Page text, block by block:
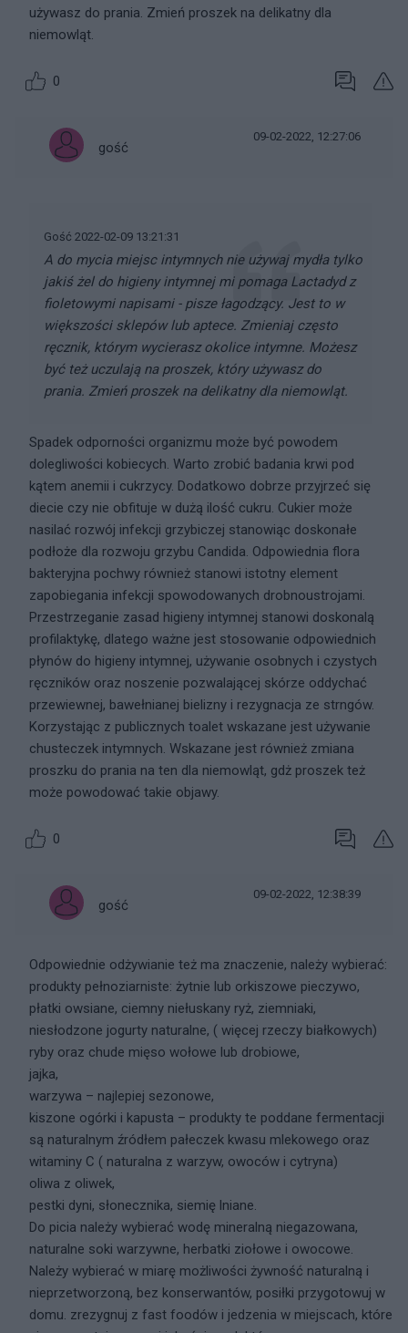
używasz do prania. Zmień proszek na delikatny dla
niemowląt.
0
gość
09-02-2022, 12:27:06
Gość 2022-02-09 13:21:31
A do mycia miejsc intymnych nie używaj mydła tylko
jakiś żel do higieny intymnej mi pomaga Lactadyd z
fioletowymi napisami - pisze łagodzący. Jest to w
większości sklepów lub aptece. Zmieniaj często
ręcznik, którym wycierasz okolice intymne. Możesz
być też uczulają na proszek, który używasz do
prania. Zmień proszek na delikatny dla niemowląt.
Spadek odporności organizmu może być powodem
dolegliwości kobiecych. Warto zrobić badania krwi pod
kątem anemii i cukrzycy. Dodatkowo dobrze przyjrzeć się
diecie czy nie obfituje w dużą ilość cukru. Cukier może
nasilać rozwój infekcji grzybiczej stanowiąc doskonałe
podłoże dla rozwoju grzybu Candida. Odpowiednia flora
bakteryjna pochwy również stanowi istotny element
zapobiegania infekcji spowodowanych drobnoustrojami.
Przestrzeganie zasad higieny intymnej stanowi doskonalą
profilaktykę, dlatego ważne jest stosowanie odpowiednich
płynów do higieny intymnej, używanie osobnych i czystych
ręczników oraz noszenie pozwalającej skórze oddychać
przewiewnej, bawełnianej bielizny i rezygnacja ze strngów.
Korzystając z publicznych toalet wskazane jest używanie
chusteczek intymnych. Wskazane jest również zmiana
proszku do prania na ten dla niemowląt, gdż proszek też
może powodować takie objawy.
0
gość
09-02-2022, 12:38:39
Odpowiednie odżywianie też ma znaczenie, należy wybierać:
produkty pełnoziarniste: żytnie lub orkiszowe pieczywo,
płatki owsiane, ciemny niełuskany ryż, ziemniaki,
niesłodzone jogurty naturalne, ( więcej rzeczy białkowych)
ryby oraz chude mięso wołowe lub drobiowe,
jajka,
warzywa – najlepiej sezonowe,
kiszone ogórki i kapusta – produkty te poddane fermentacji
są naturalnym źródłem pałeczek kwasu mlekowego oraz
witaminy C ( naturalna z warzyw, owoców i cytryna)
oliwa z oliwek,
pestki dyni, słonecznika, siemię lniane.
Do picia należy wybierać wodę mineralną niegazowana,
naturalne soki warzywne, herbatki ziołowe i owocowe.
Należy wybierać w miarę możliwości żywność naturalną i
nieprzetworzoną, bez konserwantów, posiłki przygotowuj w
domu. zrezygnuj z fast foodów i jedzenia w miejscach, które